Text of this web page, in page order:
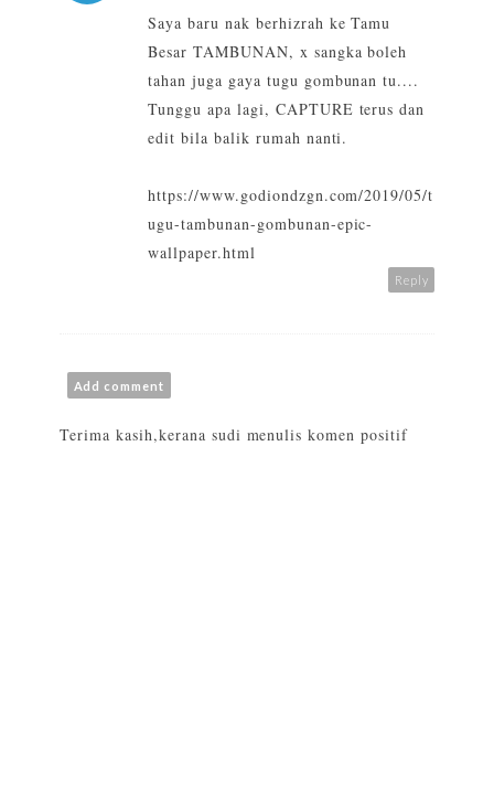
Saya baru nak berhizrah ke Tamu
Besar TAMBUNAN, x sangka boleh
tahan juga gaya tugu gombunan tu....
Tunggu apa lagi, CAPTURE terus dan
edit bila balik rumah nanti.
https://www.godiondzgn.com/2019/05/t
ugu-tambunan-gombunan-epic-
wallpaper.html
Reply
Add comment
Terima kasih,kerana sudi menulis komen positif